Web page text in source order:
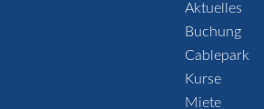
Aktuelles
Buchung
Cablepark
Kurse
Miete